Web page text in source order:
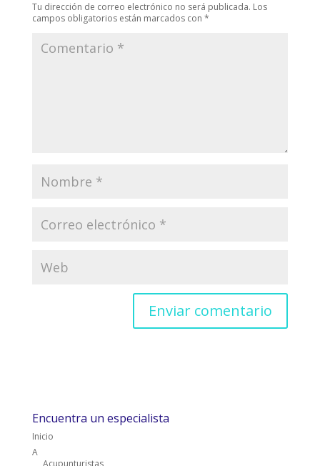
Tu dirección de correo electrónico no será publicada. Los
campos obligatorios están marcados con *
Encuentra un especialista
Inicio
A